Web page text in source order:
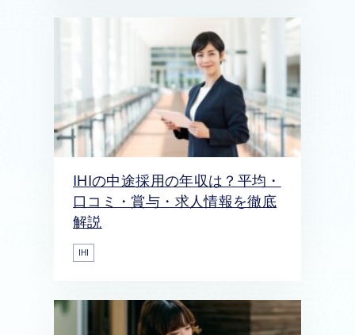
IHIの中途採用の年収は？平均・
口コミ・賞与・求人情報を徹底
解説
IHI